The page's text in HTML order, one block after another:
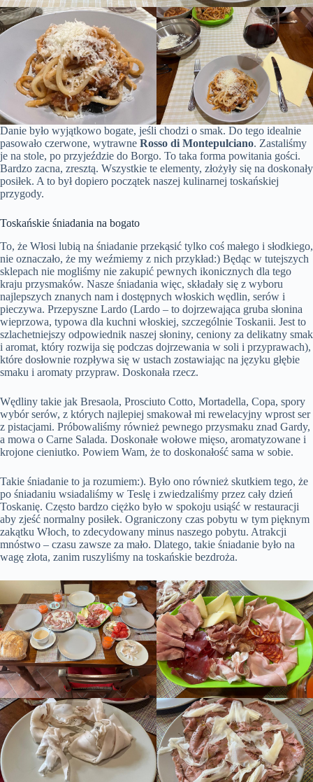
Danie było wyjątkowo bogate, jeśli chodzi o smak. Do tego idealnie
pasowało czerwone, wytrawne Rosso di Montepulciano. Zastaliśmy
je na stole, po przyjeździe do Borgo. To taka forma powitania gości.
Bardzo zacna, zresztą. Wszystkie te elementy, złożyły się na doskonały
posiłek. A to był dopiero początek naszej kulinarnej toskańskiej
przygody.
Toskańskie śniadania na bogato
To, że Włosi lubią na śniadanie przekąsić tylko coś małego i słodkiego,
nie oznaczało, że my weźmiemy z nich przykład:) Będąc w tutejszych
sklepach nie mogliśmy nie zakupić pewnych ikonicznych dla tego
kraju przysmaków. Nasze śniadania więc, składały się z wyboru
najlepszych znanych nam i dostępnych włoskich wędlin, serów i
pieczywa. Przepyszne Lardo (Lardo – to dojrzewająca gruba słonina
wieprzowa, typowa dla kuchni włoskiej, szczególnie Toskanii. Jest to
szlachetniejszy odpowiednik naszej słoniny, ceniony za delikatny smak
i aromat, który rozwija się podczas dojrzewania w soli i przyprawach),
które dosłownie rozpływa się w ustach zostawiając na języku głębie
smaku i aromaty przypraw. Doskonała rzecz.
Wędliny takie jak Bresaola, Prosciuto Cotto, Mortadella, Copa, spory
wybór serów, z których najlepiej smakował mi rewelacyjny wprost ser
z pistacjami. Próbowaliśmy również pewnego przysmaku znad Gardy,
a mowa o Carne Salada. Doskonałe wołowe mięso, aromatyzowane i
krojone cieniutko. Powiem Wam, że to doskonałość sama w sobie.
Takie śniadanie to ja rozumiem:). Było ono również skutkiem tego, że
po śniadaniu wsiadaliśmy w Teslę i zwiedzaliśmy przez cały dzień
Toskanię. Często bardzo ciężko było w spokoju usiąść w restauracji
aby zjeść normalny posiłek. Ograniczony czas pobytu w tym pięknym
zakątku Włoch, to zdecydowany minus naszego pobytu. Atrakcji
mnóstwo – czasu zawsze za mało. Dlatego, takie śniadanie było na
wagę złota, zanim ruszyliśmy na toskańskie bezdroża.